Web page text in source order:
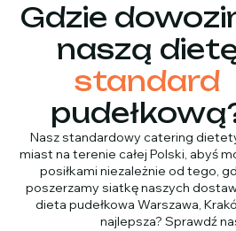
Gdzie
naszą
standard
Nasz standardowy catering
miast na terenie całej Polski, abyś
posiłkami niezależnie od tego,
poszerzamy siatkę naszych
dieta pudełkowa Warszawa,
najlepsza? Sprawdź